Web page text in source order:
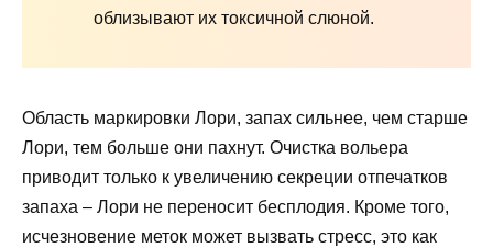
облизывают их токсичной слюной.
Область маркировки Лори, запах сильнее, чем старше
Лори, тем больше они пахнут. Очистка вольера
приводит только к увеличению секреции отпечатков
запаха – Лори не переносит бесплодия. Кроме того,
исчезновение меток может вызвать стресс, это как